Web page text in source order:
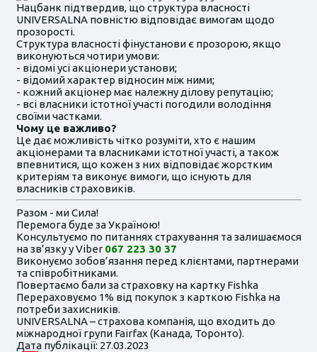
Нацбанк підтвердив, що структура власності
UNIVERSALNA повністю відповідає вимогам щодо
прозорості.
Структура власності фінустанови є прозорою, якщо
виконуються чотири умови:
- відомі усі акціонери установи;
- відомий характер відносин між ними;
- кожний акціонер має належну ділову репутацію;
- всі власники істотної участі погодили володіння
своїми частками.
Чому це важливо?
Це дає можливість чітко розуміти, хто є нашим
акціонерами та власниками істотної участі, а також
впевнитися, що кожен з них відповідає жорстким
критеріям та виконує вимоги, що існують для
власників страховиків.
Разом - ми Сила!
Перемога буде за Україною!
Консультуємо по питаннях страхування та залишаємося
на зв’язку у Viber 067 223 30 37
Виконуємо зобов’язання перед клієнтами, партнерами
та співробітниками.
Повертаємо бали за страховку на картку Fishka
Перераховуємо 1% від покупок з карткою Fishka на
потреби захисників.
UNIVERSALNA – страхова компанія, що входить до
міжнародної групи Fairfax (Канада, Торонто).
Дата публікації: 27.03.2023